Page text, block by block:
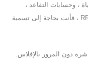
، وحسابات التقاعد ،
وحسابات التوفير المسجلة ، مثل TFSAs و RRSPs ، فأنت بحاجة إلى تسمية
دون المرور بالإفلاس.